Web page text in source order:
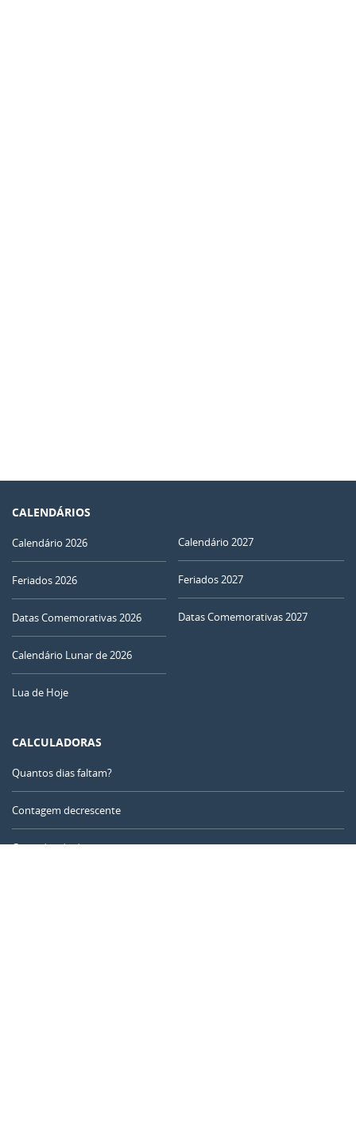
CALENDÁRIOS
Calendário 2026
Feriados 2026
Datas Comemorativas 2026
Calendário Lunar de 2026
Lua de Hoje
Calendário 2027
Feriados 2027
Datas Comemorativas 2027
CALCULADORAS
Quantos dias faltam?
Contagem decrescente
Contador de dias